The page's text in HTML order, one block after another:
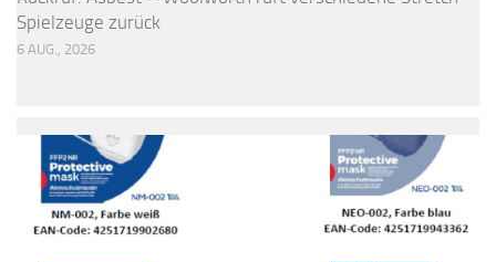
Spielzeuge zurück
6 AUG., 2026